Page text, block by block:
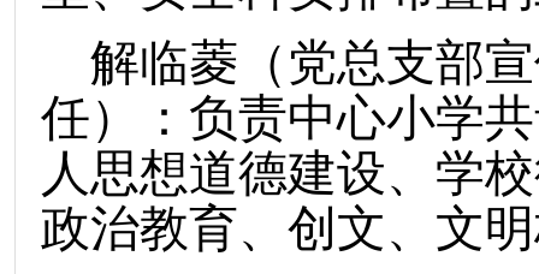
解临菱（党总支部
任）：负责中心小学
人思想道德建设、学
政治教育、创文、文